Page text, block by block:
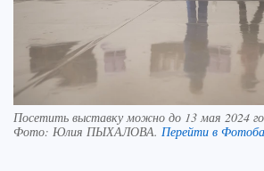
Посетить выставку можно до 13 мая 2024
Фото: Юлия ПЫХАЛОВА. Перейти в